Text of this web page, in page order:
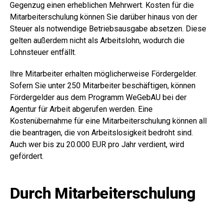
Gegenzug einen erheblichen Mehrwert. Kosten für die
Mitarbeiterschulung können Sie darüber hinaus von der
Steuer als notwendige Betriebsausgabe absetzen. Diese
gelten außerdem nicht als Arbeitslohn, wodurch die
Lohnsteuer entfällt.
Ihre Mitarbeiter erhalten möglicherweise Fördergelder.
Sofern Sie unter 250 Mitarbeiter beschäftigen, können
Fördergelder aus dem Programm WeGebAU bei der
Agentur für Arbeit abgerufen werden. Eine
Kostenübernahme für eine Mitarbeiterschulung können all
die beantragen, die von Arbeitslosigkeit bedroht sind.
Auch wer bis zu 20.000 EUR pro Jahr verdient, wird
gefördert.
Durch Mitarbeiterschulung